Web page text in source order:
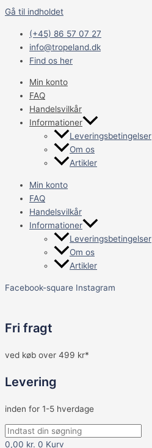
Gå til indholdet
(+45) 86 57 07 27
info@tropeland.dk
Find os her
Min konto
FAQ
Handelsvilkår
Informationer
Leveringsbetingelser
Om os
Artikler
Min konto
FAQ
Handelsvilkår
Informationer
Leveringsbetingelser
Om os
Artikler
Facebook-square Instagram
Fri fragt
ved køb over 499 kr*
Levering
inden for 1-5 hverdage
0,00 kr. 0 Kurv